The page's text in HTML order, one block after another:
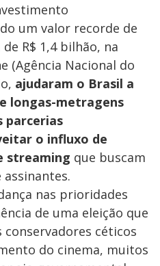
um valor recorde de
R$ 1,4 bilhão, na
(Agência Nacional do
ajudaram o Brasil a
longas-metragens
parcerias
o influxo de
streaming que buscam
nas prioridades
de uma eleição que
céticos
do cinema, muitos